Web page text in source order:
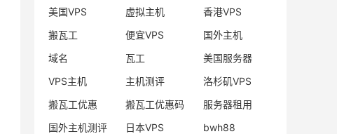
美国VPS
虚拟主机
香港VPS
搬瓦工
便宜VPS
国外主机
域名
瓦工
美国服务器
VPS主机
主机测评
洛杉矶VPS
搬瓦工优惠
搬瓦工优惠码
服务器租用
国外主机测评
日本VPS
bwh88